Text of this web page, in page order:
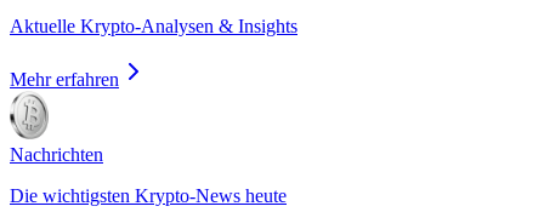
Aktuelle Krypto-Analysen & Insights
Mehr erfahren
Nachrichten
Die wichtigsten Krypto-News heute